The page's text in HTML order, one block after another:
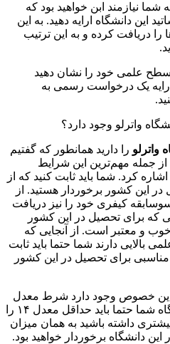
نیازمند ابن خواهید بود که
این دانشگاه ارایه دهید. به این
را دریافت کرده و به این ترتیب
سطح علمی خود را نشان دهید
ارایه یک درخواست رسمی به
واترلو وجود دارد؟
واترلو را دارید همانطور که گفتیم
جمله مهم‌ترین این شرایط
کرد. شما باید ثابت کنید که از
این کشور برخوردار هستید. از
کیفری خود را نیز دریافت
که برای تحصیل در این کشور
و معتبر است. از آنجایی که
بالایی دارند شما حتما باید ثابت
برای تحصیل در این کشور
خصوص وجود دارد شرط معدل
است. برای تحصیل در این دانشگاه شما حتما باید حداقل معدل ۱۴ را
داشته باشید به همان میزان
دانشگاه برخوردار خواهید بود.